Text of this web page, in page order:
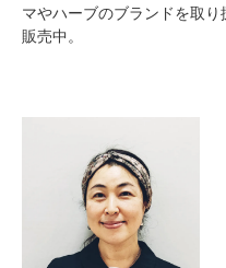
マやハーブのブランドを取
販売中。